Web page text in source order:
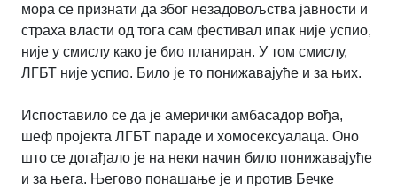
мора се признати да због незадовољства јавности и
страха власти од тога сам фестивал ипак није успио,
није у смислу како је био планиран. У том смислу,
ЛГБТ није успио. Било је то понижавајуће и за њих.
Испоставило се да је амерички амбасадор вођа,
шеф пројекта ЛГБТ параде и хомосексуалаца. Оно
што се догађало је на неки начин било понижавајуће
и за њега. Његово понашање је и против Бечке